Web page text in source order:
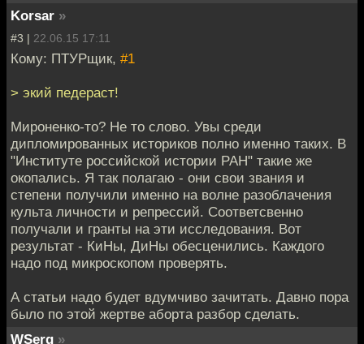
Korsar »
#3 | 22.06.15 17:11
Кому: ПТУРщик, #1
> экий педераст!
Мироненко-то? Не то слово. Увы среди
дипломированных историков полно именно таких. В
"Институте российской истории РАН" такие же
окопались. Я так полагаю - они свои звания и
степени получили именно на волне разоблачения
культа личности и репрессий. Соответсвенно
получали и гранты на эти исследования. Вот
результат - КиНы, ДиНы обесценились. Каждого
надо под микроскопом проверять.
А статьи надо будет вдумчиво зачитать. Давно пора
было по этой жертве аборта разбор сделать.
WSerg »